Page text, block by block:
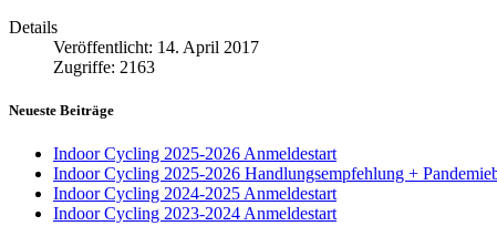
Details
Veröffentlicht: 14. April 2017
Zugriffe: 2163
Neueste Beiträge
Indoor Cycling 2025-2026 Anmeldestart
Indoor Cycling 2025-2026 Handlungsempfehlung +
Indoor Cycling 2024-2025 Anmeldestart
Indoor Cycling 2023-2024 Anmeldestart